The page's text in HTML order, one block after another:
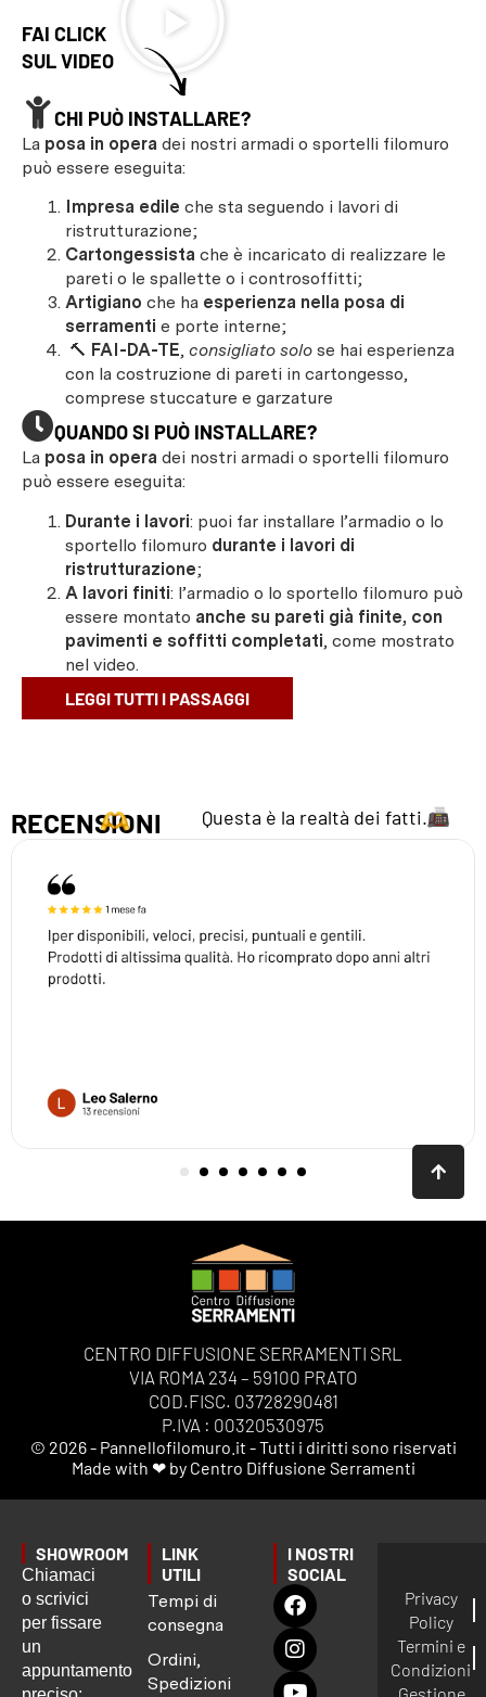
FAI CLICK
SUL VIDEO
CHI PUÒ INSTALLARE?
La posa in opera dei nostri armadi o sportelli filomuro
può essere eseguita:
Impresa edile che sta seguendo i lavori di
ristrutturazione;
Cartongessista che è incaricato di realizzare le
pareti o le spallette o i controsoffitti;
Artigiano che ha esperienza nella posa di
serramenti e porte interne;
🔨 FAI-DA-TE, consigliato solo se hai esperienza
con la costruzione di pareti in cartongesso,
comprese stuccature e garzature
QUANDO SI PUÒ INSTALLARE?
La posa in opera dei nostri armadi o sportelli filomuro
può essere eseguita:
Durante i lavori: puoi far installare l’armadio o lo
sportello filomuro durante i lavori di
ristrutturazione;
A lavori finiti: l’armadio o lo sportello filomuro può
essere montato anche su pareti già finite, con
pavimenti e soffitti completati, come mostrato
nel video.
LEGGI TUTTI I PASSAGGI
RECENSIONI Questa è la realtà dei fatti.
CENTRO DIFFUSIONE SERRAMENTI SRL
VIA ROMA 234 – 59100 PRATO
COD.FISC. 03728290481
P.IVA : 00320530975
© 2026 - Pannellofilomuro.it - Tutti i diritti sono riservati
Made with ❤ by Centro Diffusione Serramenti
SHOWROOM
Chiamaci
o scrivici
per fissare
un
appuntamento
LINK
UTILI
Tempi di
consegna
Ordini,
Spedizioni
I NOSTRI
SOCIAL
Privacy
Policy
Termini e
Condizioni
Gestione